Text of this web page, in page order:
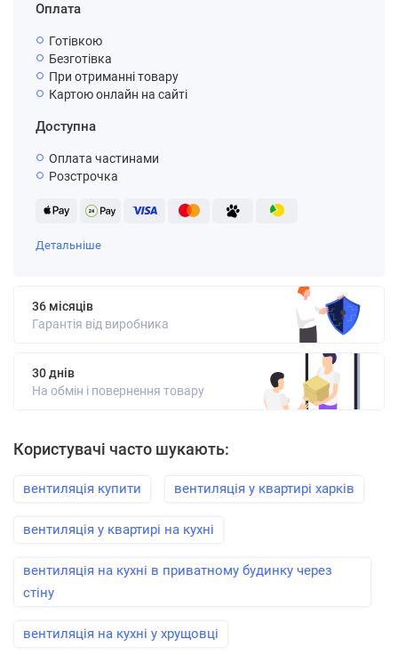
Оплата
Готівкою
Безготівка
При отриманні товару
Картою онлайн на сайті
Доступна
Оплата частинами
Розстрочка
Детальніше
36 місяців
Гарантія від виробника
30 днів
На обмін і повернення товару
Користувачі часто шукають:
вентиляція купити вентиляція у квартирі харків
вентиляція у квартирі на кухні
вентиляція на кухні в приватному будинку через
стіну
вентиляція на кухні у хрущовці